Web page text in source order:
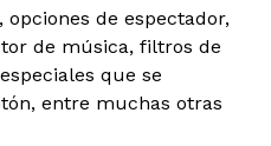
de espectador,
de música, filtros de
que se
entre muchas otras